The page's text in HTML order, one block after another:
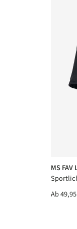
von 2 von 5
von 1 von 5
MS FAV
Ab